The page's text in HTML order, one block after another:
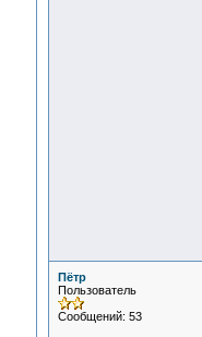
Пётр
Пользователь
Сообщений: 53